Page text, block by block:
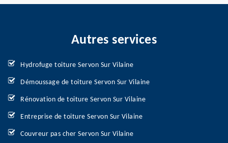
Autres services
Hydrofuge toiture Servon Sur Vilaine
Démoussage de toiture Servon Sur Vilaine
Rénovation de toiture Servon Sur Vilaine
Entreprise de toiture Servon Sur Vilaine
Couvreur pas cher Servon Sur Vilaine